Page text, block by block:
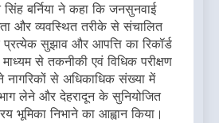
सिंह बर्निया ने कहा कि जनसुनवाई
और व्यवस्थित तरीके से संचालित
प्रत्येक सुझाव और आपत्ति का रिकॉर्ड
से तकनीकी एवं विधिक परीक्षण
नागरिकों से अधिकाधिक संख्या में
लेने और देहरादून के सुनियोजित
भूमिका निभाने का आह्वान किया।